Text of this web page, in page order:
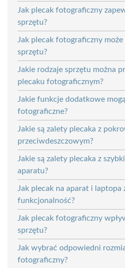
Jak plecak fotograficzny
sprzętu?
Jak plecak fotograficzny
sprzętu?
Jakie rodzaje sprzętu można
plecaku fotograficznym?
Jakie funkcje dodatkowe
fotograficzne?
Jakie są zalety plecaka z
przeciwdeszczowym?
Jakie są zalety plecaka z
aparatu?
Jak plecak na aparat i laptopa
funkcjonalność?
Jak plecak fotograficzny
sprzętu?
Jak wybrać odpowiedni
fotograficzny?